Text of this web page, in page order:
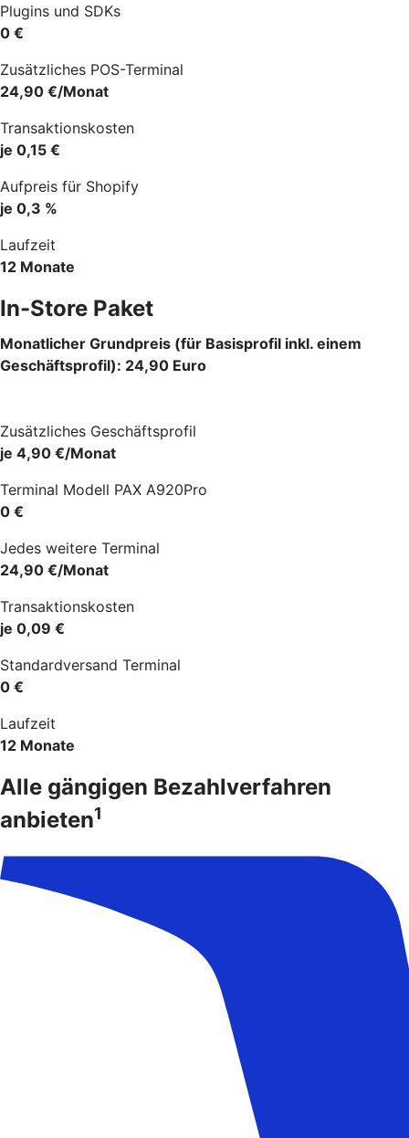
Plugins und SDKs
0 €
Zusätzliches POS-Terminal
24,90 €/Monat
Transaktionskosten
je 0,15 €
Aufpreis für Shopify
je 0,3 %
Laufzeit
12 Monate
In-Store Paket
Monatlicher Grundpreis (für Basisprofil inkl. einem
Geschäftsprofil): 24,90 Euro
Zusätzliches Geschäftsprofil
je 4,90 €/Monat
Terminal Modell PAX A920Pro
0 €
Jedes weitere Terminal
24,90 €/Monat
Transaktionskosten
je 0,09 €
Standardversand Terminal
0 €
Laufzeit
12 Monate
Alle gängigen Bezahlverfahren
anbieten1